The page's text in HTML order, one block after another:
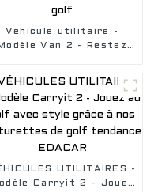
Véhicule utilitaire -
Van 2 - Restez
confort, livrez de la
l'entretien de votre
logement avec notre
voiturette de golf
UTILITAIRES -
Carryit 2 - Jouez